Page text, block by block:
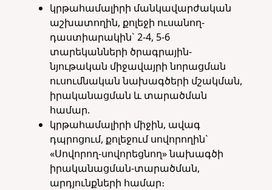
կրթահամալիրի մանկավարժական
աշխատողին, քոլեջի ուսանող-
դաստիարակին` 2-4, 5-6
տարեկանների ծրագրային-
նյութական միջավայրի նորացման
ուսումնական նախագծերի մշակման,
իրականացման և տարածման
համար.
կրթահամալիրի միջին, ավագ
դպրոցում, քոլեջում սովորողին`
«Սովորող-սովորեցնող» նախագծի
իրականացման-տարածման,
արդյունքների համար։